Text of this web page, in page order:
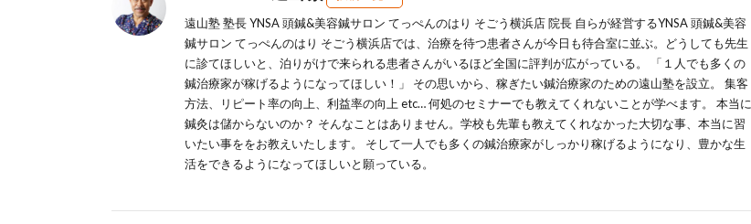
遠山塾 塾長 YNSA 頭鍼&美容鍼サロン てっぺんのはり そごう横浜店 院長 自らが経営するYNSA 頭鍼&美容
鍼サロン てっぺんのはり そごう横浜店では、治療を待つ患者さんが今日も待合室に並ぶ。どうしても先生
に診てほしいと、泊りがけで来られる患者さんがいるほど全国に評判が広がっている。 「１人でも多くの
鍼治療家が稼げるようになってほしい！」 その思いから、稼ぎたい鍼治療家のための遠山塾を設立。 集客
方法、リピート率の向上、利益率の向上 etc… 何処のセミナーでも教えてくれないことが学べます。 本当に
鍼灸は儲からないのか？ そんなことはありません。学校も先輩も教えてくれなかった大切な事、本当に習
いたい事ををお教えいたします。 そして一人でも多くの鍼治療家がしっかり稼げるようになり、豊かな生
活をできるようになってほしいと願っている。